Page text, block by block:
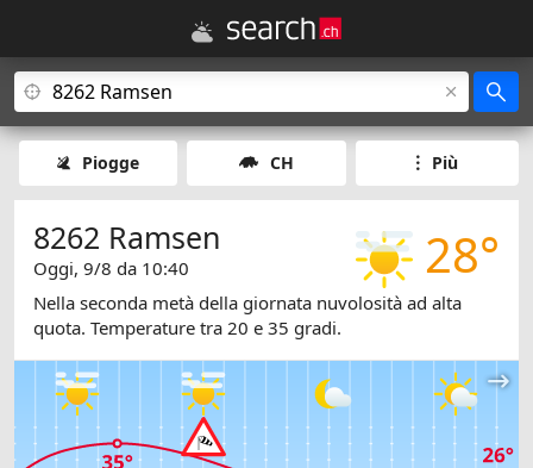
Piogge CH Più
28°
8262 Ramsen
Oggi, 9/8 da 10:40
Nella seconda metà della giornata nuvolosità ad alta
quota. Temperature tra 20 e 35 gradi.